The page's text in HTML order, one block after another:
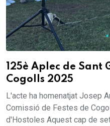
125è Aplec de Sant
Cogolls 2025
L'acte ha homenatjat Josep
Comissió de Festes de
d'Hostoles Aquest cap de